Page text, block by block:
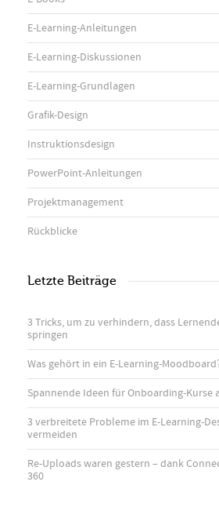
E-Learning-Anleitungen
E-Learning-Diskussionen
E-Learning-Grundlagen
Grafik-Design
Instruktionsdesign
PowerPoint-Anleitungen
Projektmanagement
Rückblicke
Letzte Beiträge
3 Tricks, um zu verhindern, dass
springen
Was gehört in ein E-Learning-
Spannende Ideen für Onboarding-Kurse
3 verbreitete Probleme im E-Learning-
vermeiden
Re-Uploads waren gestern – dank
360